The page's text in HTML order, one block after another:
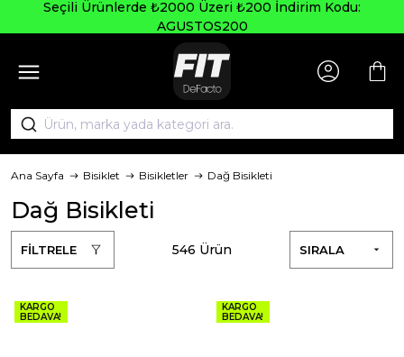
Seçili Ürünlerde ₺2000 Üzeri ₺200 İndirim Kodu:
AGUSTOS200
Ana Sayfa Bisiklet Bisikletler Dağ Bisikleti
Dağ Bisikleti
FİLTRELE SIRALA
546 Ürün
KARGO
BEDAVA!
KARGO
BEDAVA!